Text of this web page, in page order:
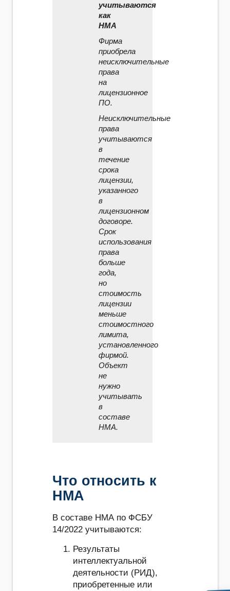
учитываются
как
НМА
Фирма
приобрела
неисключительные
права
на
лицензионное
ПО.
Неисключительные
права
учитываются
в
течение
срока
лицензии,
указанного
в
лицензионном
договоре.
Срок
использования
права
больше
года,
но
стоимость
лицензии
меньше
стоимостного
лимита,
установленного
фирмой.
Объект
не
нужно
учитывать
в
составе
НМА.
Что относить к
НМА
В составе НМА по ФСБУ
14/2022 учитываются:
Результаты
интеллектуальной
деятельности (РИД),
приобретенные или